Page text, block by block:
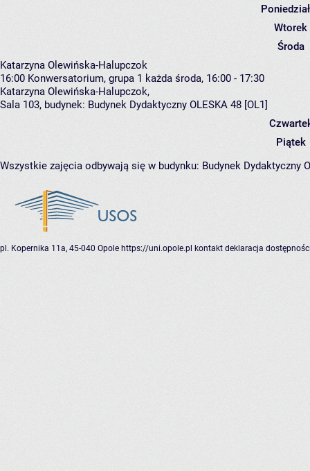
Wtorek
Środa
Katarzyna Olewińska-Halupczok
16:00 Konwersatorium, grupa 1 każda środa, 16:00 - 17:30
Katarzyna Olewińska-Halupczok,
Sala 103, budynek: Budynek Dydaktyczny OLESKA 48 [OL1]
Piątek
Wszystkie zajęcia odbywają się w budynku: Budynek Dydaktyczny
pl. Kopernika 11a, 45-040 Opole https://uni.opole.pl kontakt deklaracja